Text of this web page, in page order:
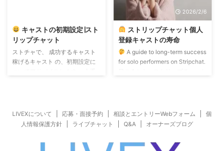
性や人柄を知るのは、 その文字
から推察するしかない。 しか
し、その文字情報だけでも人柄は
わかりま ...
客層。 第2グループ ライブチャッ
トの遊びは覚えたてで、まあまあ
の準太客層。 第3グループ ライ
ブチャ ...
キャストの初期設定∣スト
リップチャット
ストチャで、 成功するキャスト
稼げるキャスト の、初期設定に
ではなく、長たらしい長文でもな
い。 他人のプロフィールを参考
にはしても、丸コピはしない。
かれてしまうこともNG! サムネイ
2026/2/6
ストリップチャット個人
登録キャストの寿命
A guide to long-term success
for solo performers on Stripchat.
て、 独り言しながら眺めてます
が。 事務所所属か、個人登録
か、 それは3分くらい眺めてれば
ャストはおいといて… 最近の個人
LIVEXについて 応募・面接予約 相談とエントリーWebフォーム
個
人情報保護方針
ライブチャット Q&A オーナーズブログ